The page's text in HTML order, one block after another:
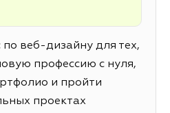
веб-дизайну для тех,
профессию с нуля,
и пройти
проектах